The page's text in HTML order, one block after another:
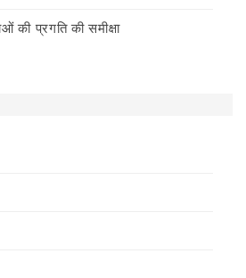
की प्रगति की समीक्षा